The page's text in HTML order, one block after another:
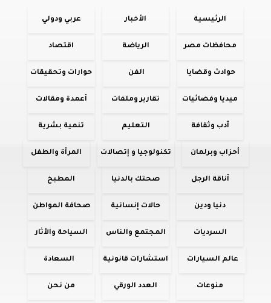
الرئيسية الأخبار عربي ودولي
محافظات مصر الرياضة اقتصاد
حوادث وقضايا الفن حوارات وتحقيقات
ميديا وفضائيات تقارير وملفات أعمدة ومقالات
أدب وثقافة التعليم تنمية بشرية
أحزاب وبرلمان تكنولوجيا و إتصالات المرأة والطفل
أناقة الرجل صحتك بالدنيا المطبخ
دنيا ودين حالات إنسانية صحافة المواطن
السرديات المجتمع والناس السياحة والأثار
عالم السيارات استشارات قانونية السعادة
منوعات العدد الورقي من نحن